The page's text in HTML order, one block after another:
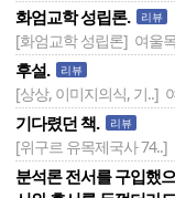
화엄교학 성립론. 리뷰
[화엄교학 성립론] 여울
후설. 리뷰
[상상, 이미지의식, 기..]
기다렸던 책. 리뷰
[위구르 유목제국사 74..]
분석론 전서를 구입했